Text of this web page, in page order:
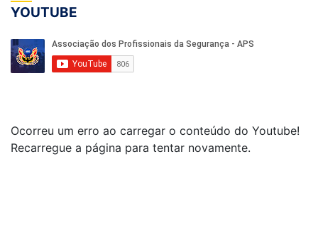
YOUTUBE
Ocorreu um erro ao carregar o conteúdo do Youtube!
Recarregue a página para tentar novamente.